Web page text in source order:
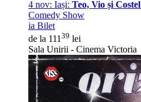
4 nov: Iași: Teo, Vio și Costel
Comedy Show
ia Bilet
de la 111 39 lei
Sala Unirii - Cinema Victoria